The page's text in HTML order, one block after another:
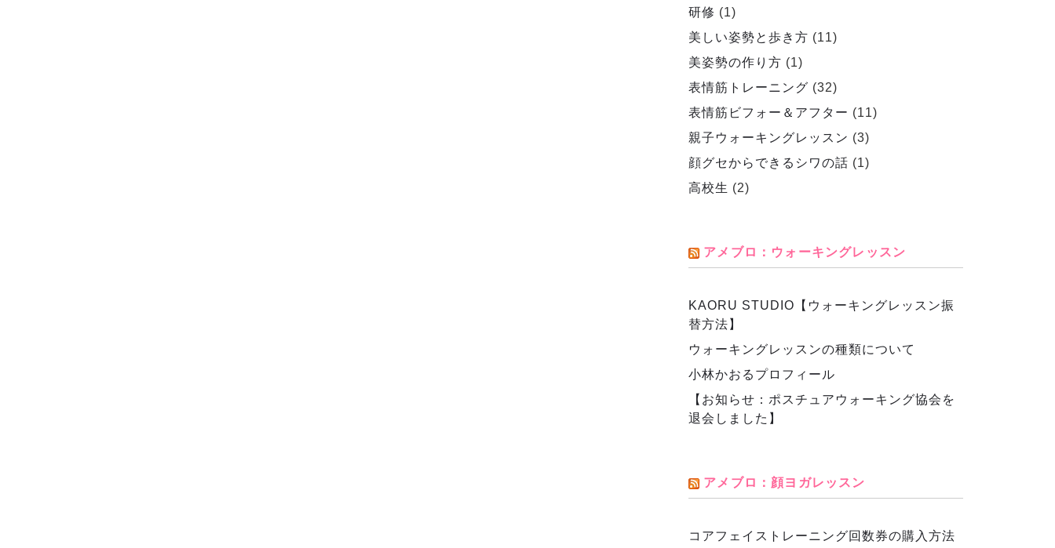
研修 (1)
美しい姿勢と歩き方 (11)
美姿勢の作り方 (1)
表情筋トレーニング (32)
表情筋ビフォー＆アフター (11)
親子ウォーキングレッスン (3)
顔グセからできるシワの話 (1)
高校生 (2)
アメブロ：ウォーキングレッスン
KAORU STUDIO【ウォーキングレッスン振
替方法】
ウォーキングレッスンの種類について
小林かおるプロフィール
【お知らせ：ポスチュアウォーキング協会を
退会しました】
アメブロ：顔ヨガレッスン
コアフェイストレーニング回数券の購入方法